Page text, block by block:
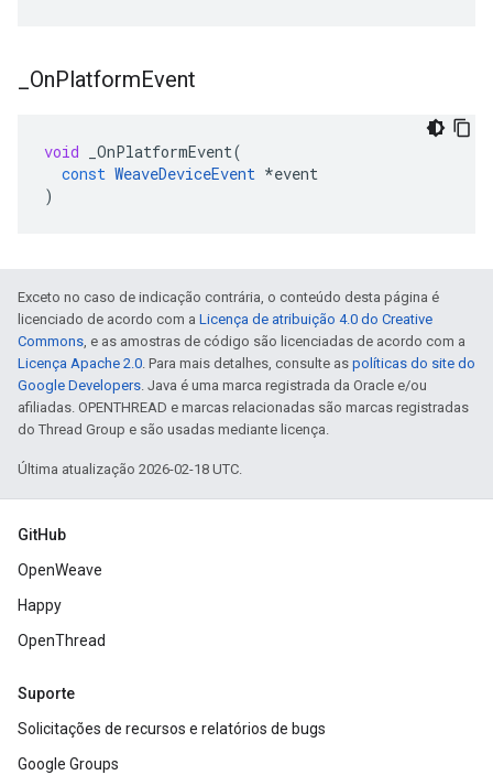
OnPlatformEvent
void _OnPlatformEvent(
const WeaveDeviceEvent *event
)
Exceto no caso de indicação contrária, o conteúdo desta página é
licenciado de acordo com a Licença de atribuição 4.0 do Creative
Commons, e as amostras de código são licenciadas de acordo com a
Licença Apache 2.0. Para mais detalhes, consulte as políticas do site do
Google Developers. Java é uma marca registrada da Oracle e/ou
afiliadas. OPENTHREAD e marcas relacionadas são marcas registradas
do Thread Group e são usadas mediante licença.
Última atualização 2026-02-18 UTC.
GitHub
OpenWeave
Happy
OpenThread
Suporte
Solicitações de recursos e relatórios de bugs
Google Groups